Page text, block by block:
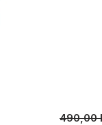
490,00